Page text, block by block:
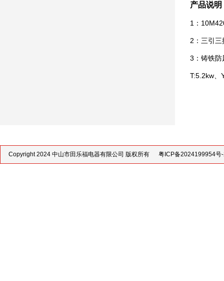
产品说明
1：
2：三引
3：铸铁防
T:5.2kw、
Copyright 2024 中山市田乐福电器有限公司 版权所有 粤ICP备2024199954号